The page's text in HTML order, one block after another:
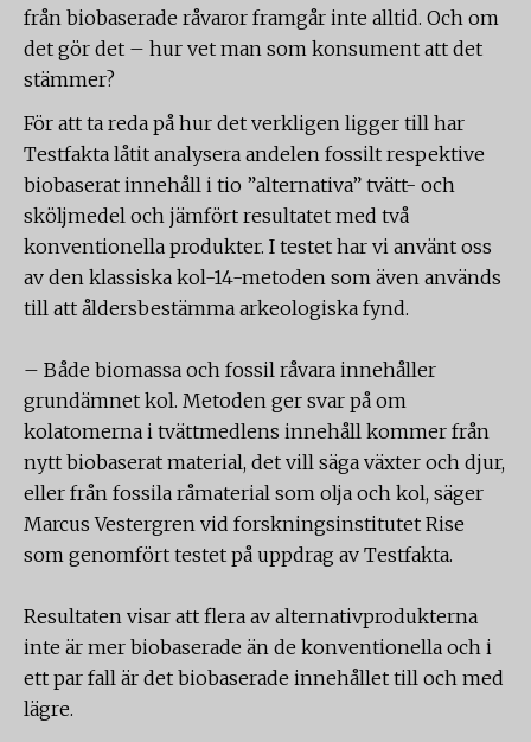
från biobaserade råvaror framgår inte alltid. Och om
det gör det – hur vet man som konsument att det
stämmer?
För att ta reda på hur det verkligen ligger till har
Testfakta låtit analysera andelen fossilt respektive
biobaserat innehåll i tio ”alternativa” tvätt- och
sköljmedel och jämfört resultatet med två
konventionella produkter. I testet har vi använt oss
av den klassiska kol-14-metoden som även används
till att åldersbestämma arkeologiska fynd.
– Både biomassa och fossil råvara innehåller
grundämnet kol. Metoden ger svar på om
kolatomerna i tvättmedlens innehåll kommer från
nytt biobaserat material, det vill säga växter och djur,
eller från fossila råmaterial som olja och kol, säger
Marcus Vestergren vid forskningsinstitutet Rise
som genomfört testet på uppdrag av Testfakta.
Resultaten visar att flera av alternativprodukterna
inte är mer biobaserade än de konventionella och i
ett par fall är det biobaserade innehållet till och med
lägre.